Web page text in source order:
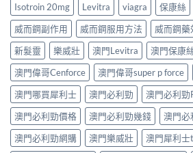
Isotroin 20mg
Levitra viagra 保康絲
威而鋼副作用
威而鋼服用方法 威而鋼藥
新髮靈
樂威壯 澳門Levitra
澳門保康
澳門偉哥Cenforce
澳門偉哥super p force
澳門哪買犀利士
澳門必利勁
澳門必利勁
澳門必利勁價格
澳門必利勁幾錢
澳門必
澳門必利勁網購
澳門樂威壯
澳門犀利士